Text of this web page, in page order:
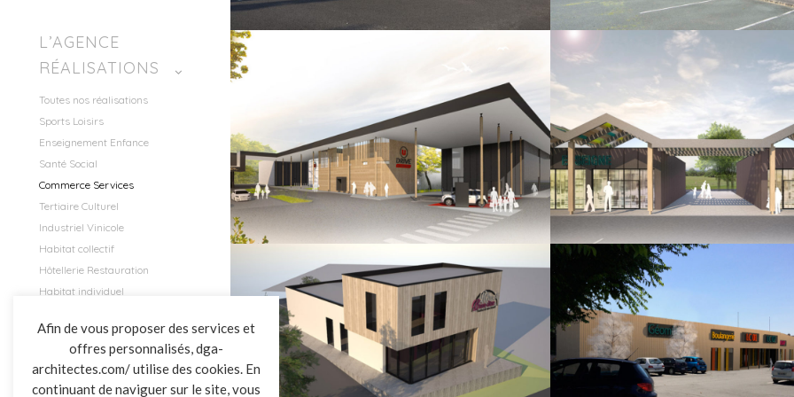
L’AGENCE
RÉALISATIONS
Toutes nos réalisations
Sports Loisirs
Enseignement Enfance
Santé Social
Commerce Services
Tertiaire Culturel
Industriel Vinicole
Habitat collectif
Hôtellerie Restauration
Habitat individuel
ACTUALITÉS
CONTACT
COMMERCE SERVICES
SUPER U
ROSPORDEN
COMMERCE SERVICES
CELLULES COMMERCIALES
LA
GAUBRETIERE
COMMERCE SERVICES
CHOCOLATERIE
LES HERBIERS
COMMERCE SERVICES
DE BEAUTE
POUZAUGES
COMMERCE SERVICES
CENTRE DE SERVICES
LA
CHATAIGNERAIE
COMMERCE SERVICES
EDEN SPA
LES HERBIERS
Afin de vous proposer des services et
offres personnalisés, dga-
architectes.com/ utilise des cookies. En
continuant de naviguer sur le site, vous